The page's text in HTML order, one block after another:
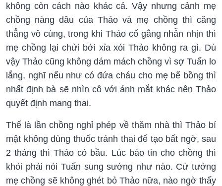
không còn cách nào khác cả. Vậy nhưng cảnh mẹ
chồng nàng dâu của Thảo và mẹ chồng thì căng
thẳng vô cùng, trong khi Thảo cố gắng nhẫn nhịn thì
mẹ chồng lại chửi bới xỉa xói Thảo không ra gì. Dù
vậy Thảo cũng không dám mách chồng vì sợ Tuấn lo
lắng, nghĩ nếu như có đứa cháu cho mẹ bế bồng thì
nhất định bà sẽ nhìn cô với ánh mắt khác nên Thảo
quyết định mang thai.
Thế là lần chồng nghỉ phép về thăm nhà thì Thảo bí
mật không dùng thuốc tránh thai để tạo bất ngờ, sau
2 tháng thì Thảo có bầu. Lúc báo tin cho chồng thì
khỏi phải nói Tuấn sung sướng như nào. Cứ tưởng
mẹ chồng sẽ không ghét bỏ Thảo nữa, nào ngờ thấy